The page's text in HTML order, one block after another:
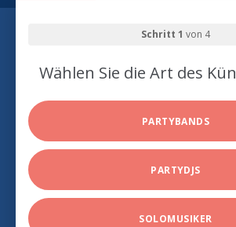
Schritt 1 von 4
Wählen Sie die Art des
PARTYBANDS
PARTYDJS
SOLOMUSIKER